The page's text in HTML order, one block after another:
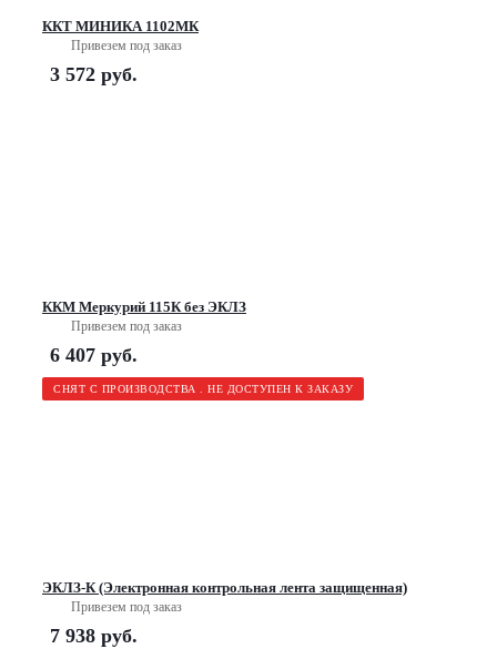
ККТ МИНИКА 1102МК
Привезем под заказ
3 572 руб.
ККМ Меркурий 115К без ЭКЛЗ
Привезем под заказ
6 407 руб.
СНЯТ С ПРОИЗВОДСТВА . НЕ ДОСТУПЕН К ЗАКАЗУ
ЭКЛЗ-К (Электронная контрольная лента защищенная)
Привезем под заказ
7 938 руб.